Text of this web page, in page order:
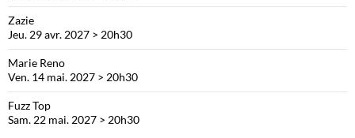
Zazie
Jeu. 29 avr. 2027 > 20h30
Marie Reno
Ven. 14 mai. 2027 > 20h30
Fuzz Top
Sam. 22 mai. 2027 > 20h30